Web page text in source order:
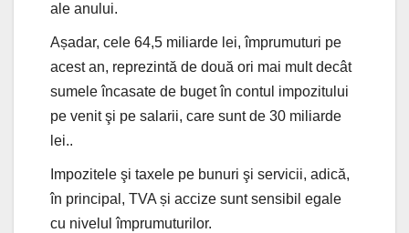
ale anului.
Așadar, cele 64,5 miliarde lei, împrumuturi pe
acest an, reprezintă de două ori mai mult decât
sumele încasate de buget în contul impozitului
pe venit şi pe salarii, care sunt de 30 miliarde
lei..
Impozitele şi taxele pe bunuri şi servicii, adică,
în principal, TVA și accize sunt sensibil egale
cu nivelul împrumuturilor.